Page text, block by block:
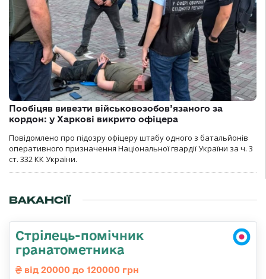
Пообіцяв вивезти військовозобов’язаного за
кордон: у Харкові викрито офіцера
Повідомлено про підозру офіцеру штабу одного з батальйонів
оперативного призначення Національної гвардії України за ч. 3
ст. 332 КК України.
ВАКАНСІЇ
Стрілець-помічник
гранатометника
від 20000 до 120000 грн